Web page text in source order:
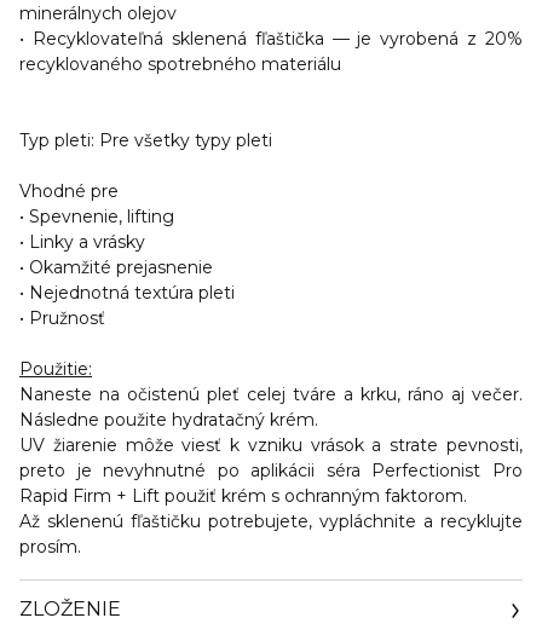
minerálnych olejov
• Recyklovateľná sklenená fľaštička — je vyrobená z 20%
recyklovaného spotrebného materiálu
Typ pleti: Pre všetky typy pleti
Vhodné pre
• Spevnenie, lifting
• Linky a vrásky
• Okamžité prejasnenie
• Nejednotná textúra pleti
• Pružnosť
Použitie:
Naneste na očistenú pleť celej tváre a krku, ráno aj večer.
Následne použite hydratačný krém.
UV žiarenie môže viesť k vzniku vrások a strate pevnosti,
preto je nevyhnutné po aplikácii séra Perfectionist Pro
Rapid Firm + Lift použiť krém s ochranným faktorom.
Až sklenenú fľaštičku potrebujete, vypláchnite a recyklujte
prosím.
ZLOŽENIE